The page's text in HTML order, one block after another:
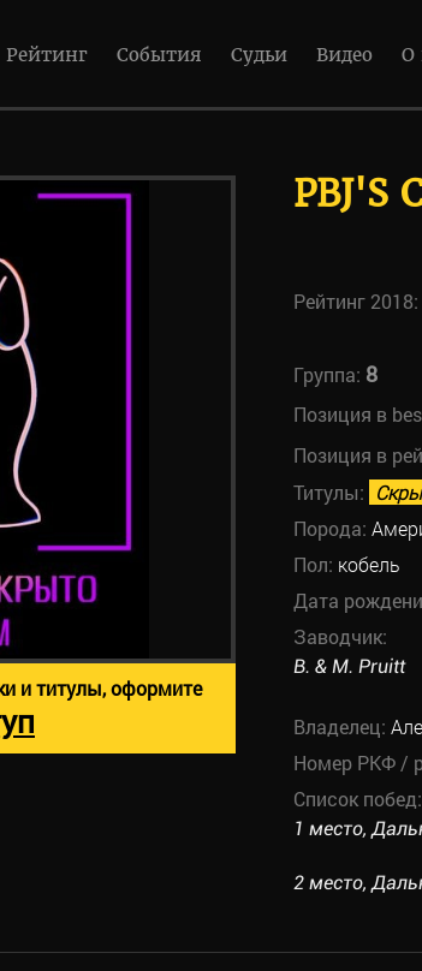
Рейтинг События Судьи Видео О
PBJ'S
Рейтинг 2018:
Группа: 8
Позиция в
Позиция в
Титулы:
Порода:
Пол: кобель
Дата
Заводчик:
B. & M. Pruitt
Владелец:
Номер РКФ /
Список побед:
1 место,
2 место,
и титулы, оформите